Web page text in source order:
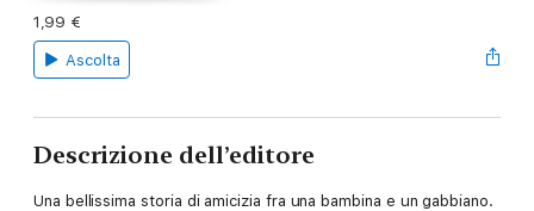
1,99 €
Ascolta
Descrizione dell’editore
Una bellissima storia di amicizia fra una bambina e un gabbiano.